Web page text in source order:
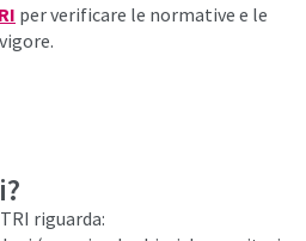
per verificare le normative e le
riguarda: